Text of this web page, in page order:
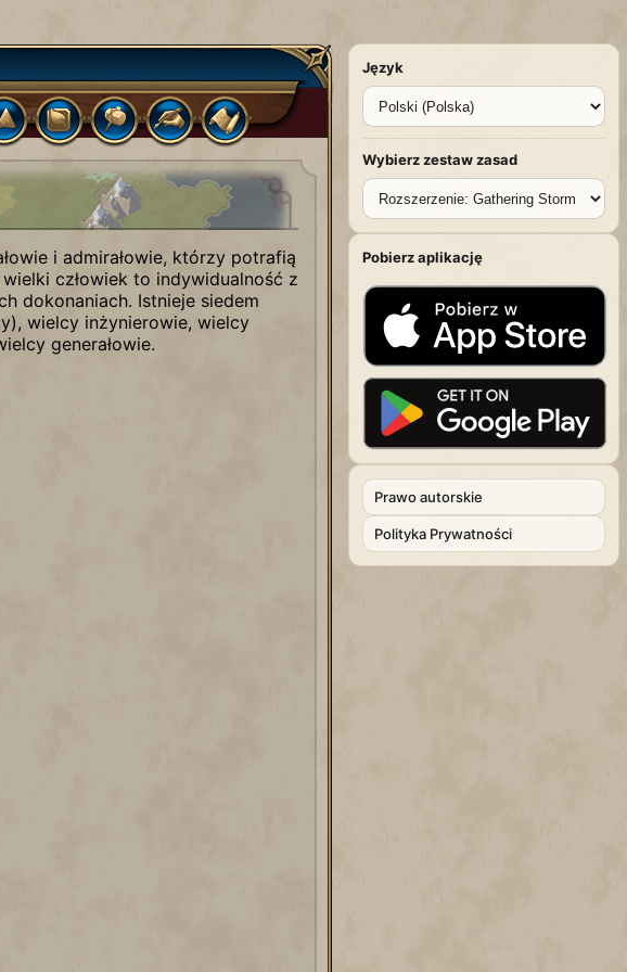
i admirałowie, którzy potrafią
człowiek to indywidualność z
dokonaniach. Istnieje siedem
wielcy inżynierowie, wielcy
generałowie.
Język
Wybierz zestaw zasad
Pobierz aplikację
Prawo autorskie
Polityka Prywatności